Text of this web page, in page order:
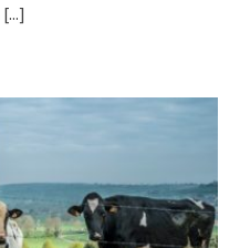
[...]